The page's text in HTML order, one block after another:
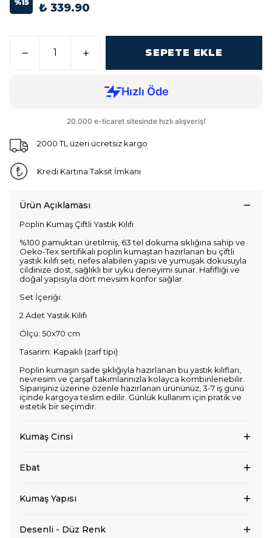
%15 ₺ 339.90
SEPETE EKLE
2000 TL üzeri ücretsiz kargo
Kredi Kartına Taksit İmkanı
Ürün Açıklaması
Poplin Kumaş Çiftli Yastık Kılıfı
%100 pamuktan üretilmiş, 63 tel dokuma sıklığına sahip ve
Oeko-Tex sertifikalı poplin kumaştan hazırlanan bu çiftli
yastık kılıfı seti, nefes alabilen yapısı ve yumuşak dokusuyla
cildinize dost, sağlıklı bir uyku deneyimi sunar. Hafifliği ve
doğal yapısıyla dört mevsim konfor sağlar.
Set İçeriği:
2 Adet Yastık Kılıfı
Ölçü: 50x70 cm
Tasarım: Kapaklı (zarf tipi)
Poplin kumaşın sade şıklığıyla hazırlanan bu yastık kılıfları,
nevresim ve çarşaf takımlarınızla kolayca kombinlenebilir.
Siparişiniz üzerine özenle hazırlanan ürününüz, 3-7 iş günü
içinde kargoya teslim edilir. Günlük kullanım için pratik ve
estetik bir seçimdir.
Kumaş Cinsi
Ebat
Kumaş Yapısı
Desenli - Düz Renk